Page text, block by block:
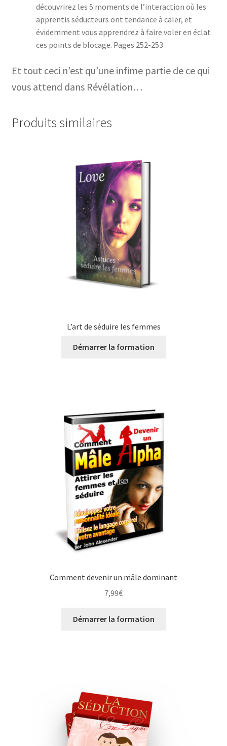
découvrirez les 5 moments de l’interaction où les
apprentis séducteurs ont tendance à caler, et
évidemment vous apprendrez à faire voler en éclat
ces points de blocage. Pages 252-253
Et tout ceci n’est qu’une infime partie de ce qui
vous attend dans Révélation…
Produits similaires
L’art de séduire les femmes
Démarrer la formation
Comment devenir un mâle dominant
7,99€
Démarrer la formation